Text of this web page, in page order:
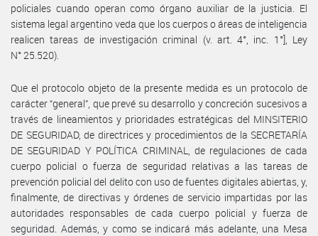
policiales cuando operan como órgano auxiliar de la justicia. El
sistema legal argentino veda que los cuerpos o áreas de inteligencia
realicen tareas de investigación criminal (v. art. 4°, inc. 1°], Ley
N° 25.520).
Que el protocolo objeto de la presente medida es un protocolo de
carácter “general”, que prevé su desarrollo y concreción sucesivos a
través de lineamientos y prioridades estratégicas del MINSITERIO
DE SEGURIDAD, de directrices y procedimientos de la SECRETARÍA
DE SEGURIDAD Y POLÍTICA CRIMINAL, de regulaciones de cada
cuerpo policial o fuerza de seguridad relativas a las tareas de
prevención policial del delito con uso de fuentes digitales abiertas, y,
finalmente, de directivas y órdenes de servicio impartidas por las
autoridades responsables de cada cuerpo policial y fuerza de
seguridad. Además, y como se indicará más adelante, una Mesa